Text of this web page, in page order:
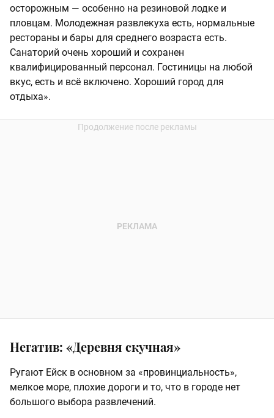
осторожным — особенно на резиновой лодке и
пловцам. Молодежная развлекуха есть, нормальные
рестораны и бары для среднего возраста есть.
Санаторий очень хороший и сохранен
квалифицированный персонал. Гостиницы на любой
вкус, есть и всё включено. Хороший город для
отдыха».
Негатив: «Деревня скучная»
Ругают Ейск в основном за «провинциальность»,
мелкое море, плохие дороги и то, что в городе нет
большого выбора развлечений.